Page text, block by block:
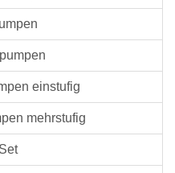
einstufig
mehrstufig